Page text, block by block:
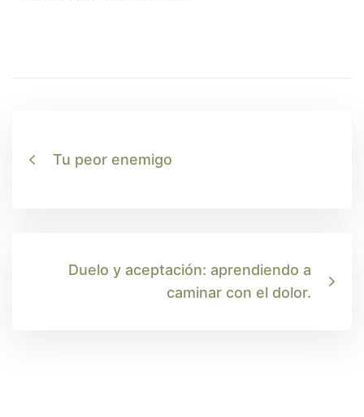
Tu peor enemigo
Duelo y aceptación: aprendiendo a
caminar con el dolor.